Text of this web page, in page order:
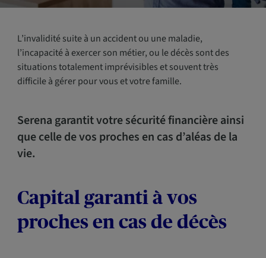
L’invalidité suite à un accident ou une maladie,
l’incapacité à exercer son métier, ou le décès sont des
situations totalement imprévisibles et souvent très
difficile à gérer pour vous et votre famille.
Serena garantit votre sécurité financière ainsi
que celle de vos proches en cas d’aléas de la
vie.
Capital garanti à vos
proches en cas de décès